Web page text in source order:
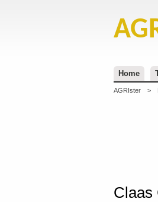
Home
AGRIster >
Claas